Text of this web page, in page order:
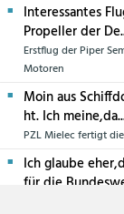
Interessantes
Propeller der
Erstflug der Piper
Motoren
Moin aus
ht. Ich
PZL Mielec fertigt
Ich glaube
für die